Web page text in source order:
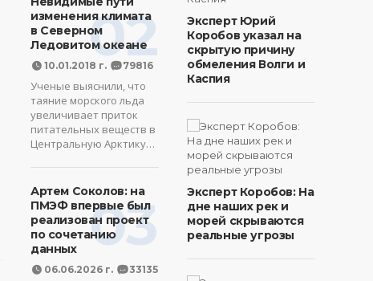
02
изменения климата
в Северном
Ледовитом океане
10.01.2018 г. 79816
Ученые выяснили, что
таяние морского льда
увеличивает приток
питательных веществ в
Центральную Арктику…
03
Артем Соколов: на
ПМЭФ впервые был
реализован проект
по сочетанию
данных
06.06.2026 г. 33135
Эксперт Юрий
Коробов указал на
скрытую причину
обмеления Волги и
Каспия
Эксперт Коробов: На
дне наших рек и
морей скрываются
реальные угрозы